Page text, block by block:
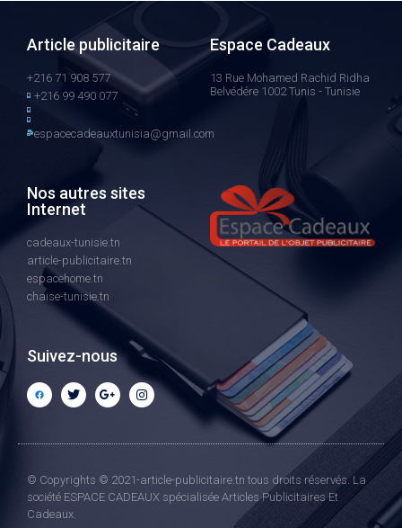
Article publicitaire
+216 71 908 577
+216 99 490 077
espacecadeauxtunisia@gmail.com
Espace Cadeaux
13 Rue Mohamed Rachid Ridha
Belvédére 1002 Tunis - Tunisie
Nos autres sites
Internet
cadeaux-tunisie.tn
article-publicitaire.tn
espacehome.tn
chaise-tunisie.tn
Suivez-nous
© Copyrights © 2021-article-publicitaire.tn tous droits réservés. La
société ESPACE CADEAUX spécialisée Articles Publicitaires Et
Cadeaux.